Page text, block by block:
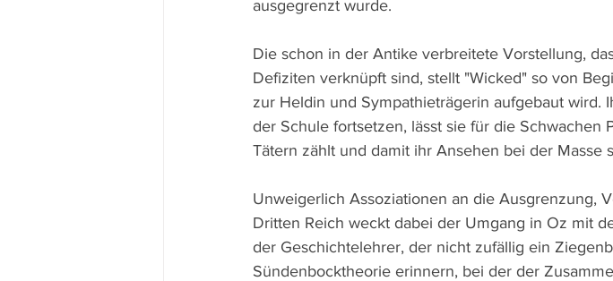
ausgegrenzt wurde.
Die schon in der Antike verbreitete Vorstellung,
Defiziten verknüpft sind, stellt "Wicked" so von
zur Heldin und Sympathieträgerin aufgebaut wird.
der Schule fortsetzen, lässt sie für die Schwachen
Tätern zählt und damit ihr Ansehen bei der Masse
Unweigerlich Assoziationen an die Ausgrenzung,
Dritten Reich weckt dabei der Umgang in Oz mit
der Geschichtelehrer, der nicht zufällig ein
Sündenbocktheorie erinnern, bei der der